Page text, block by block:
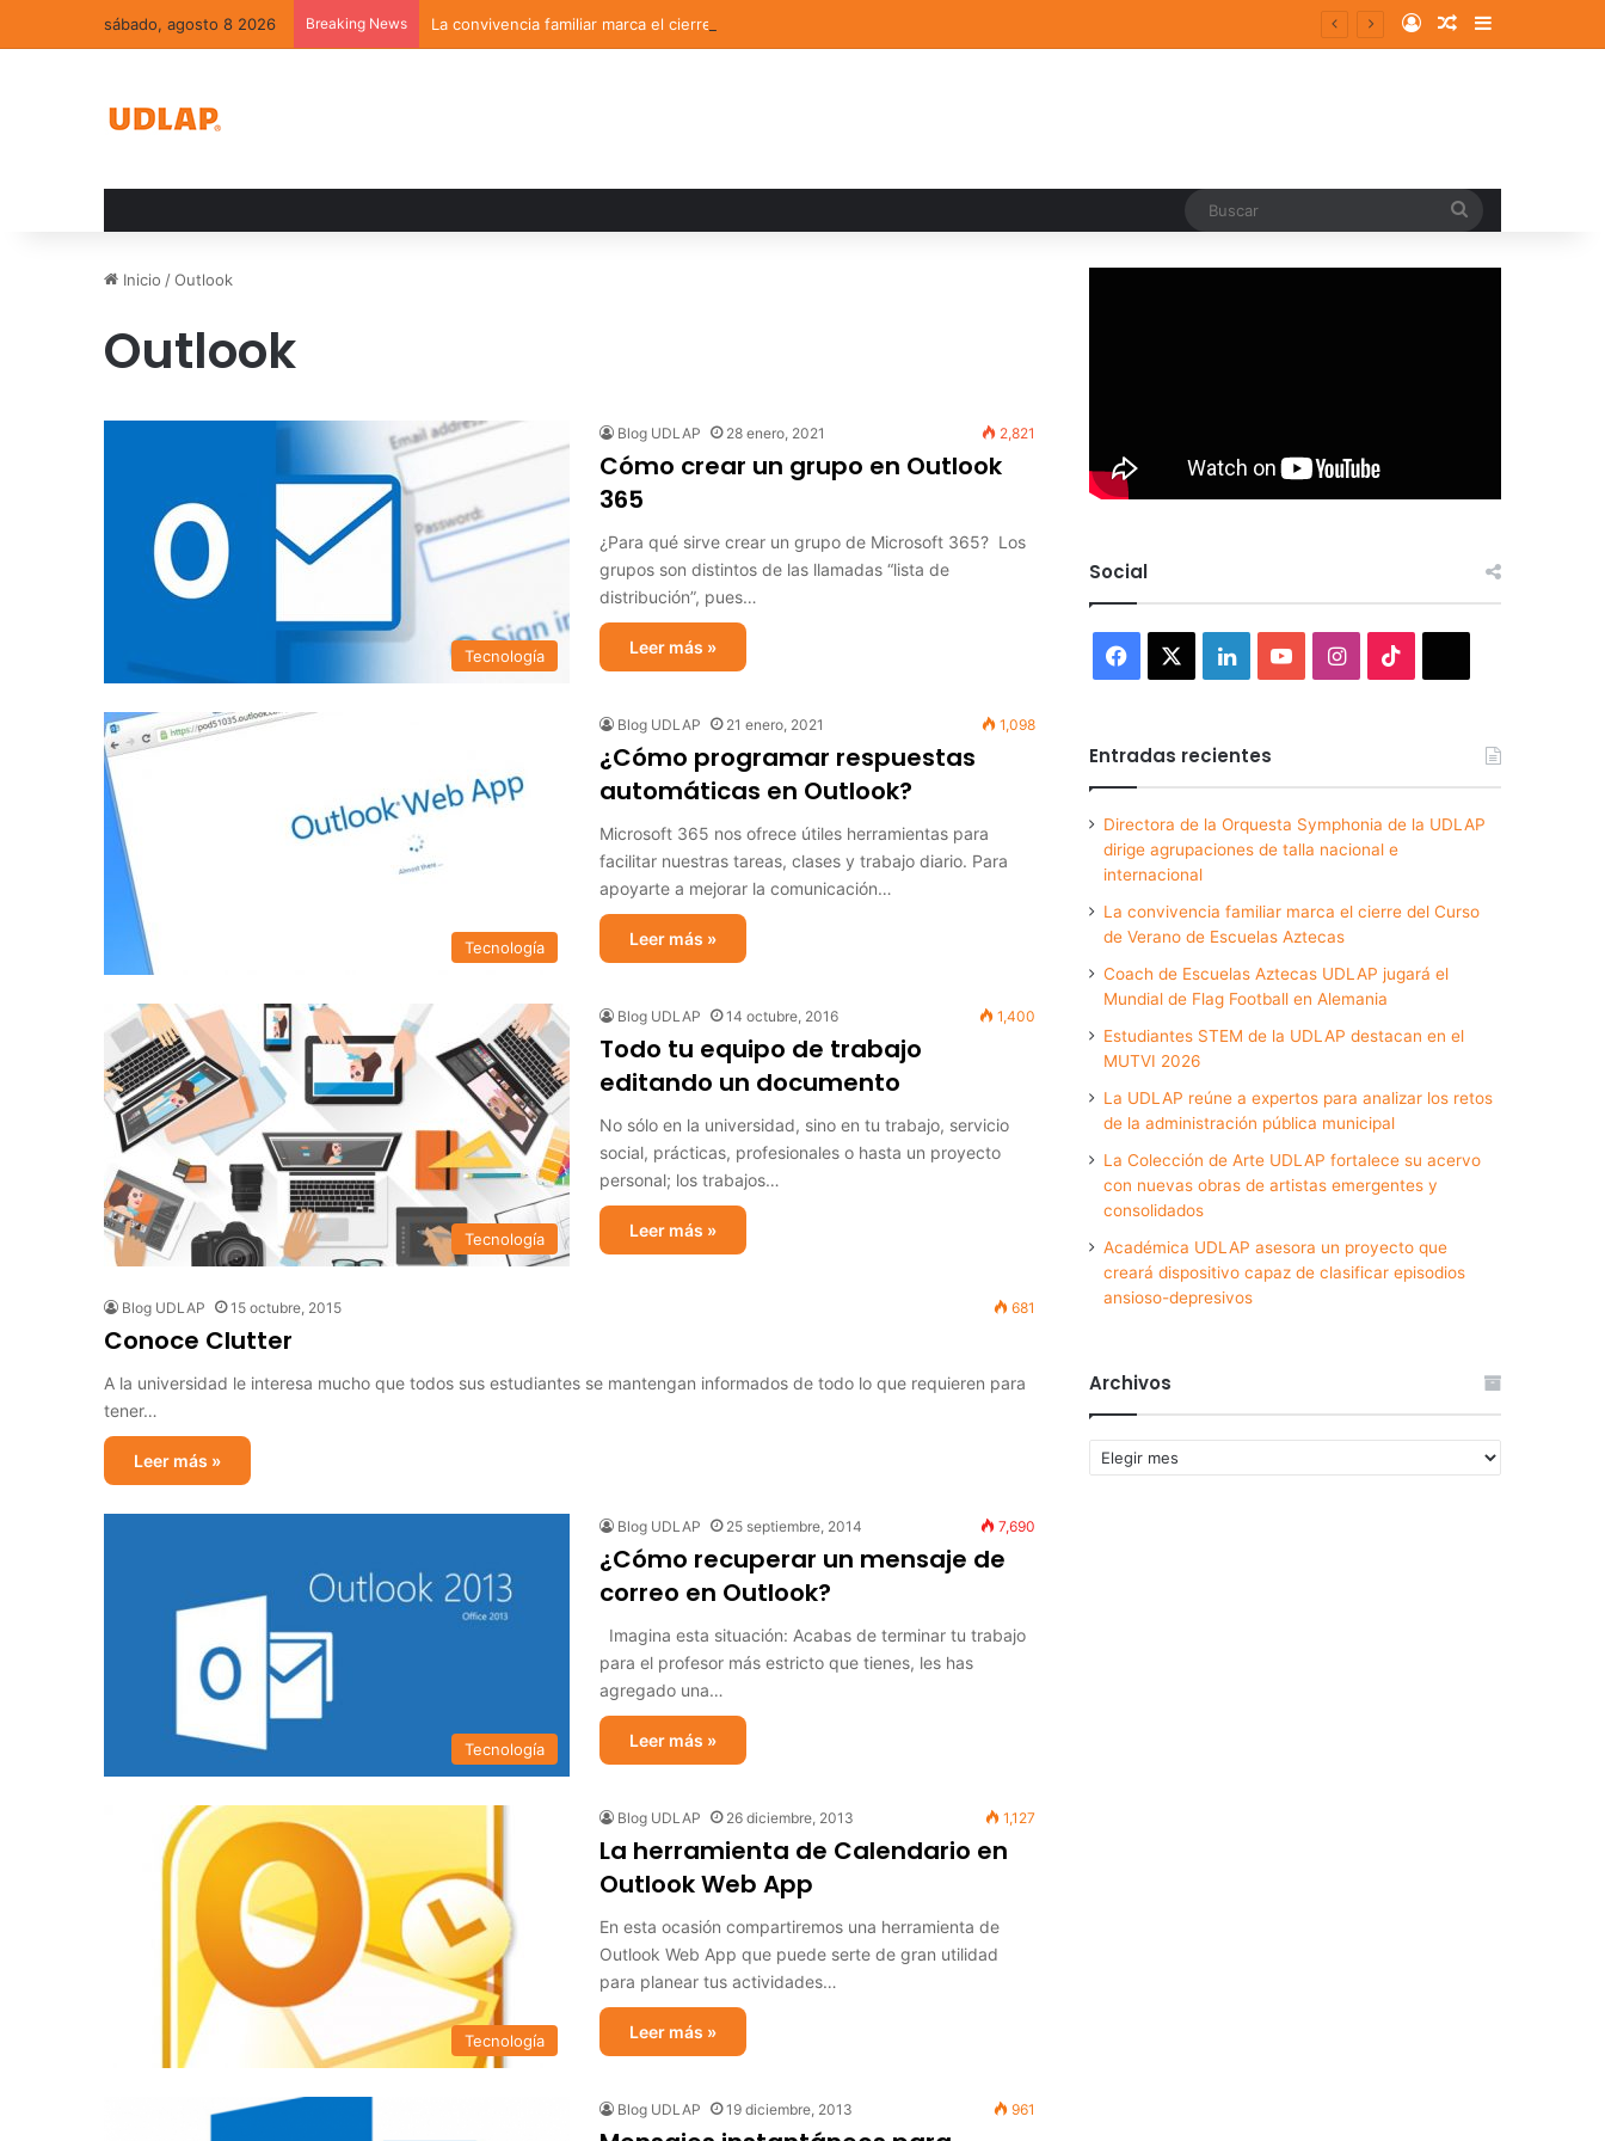
sábado, agosto 8 2026 Breaking News La convivencia familiar marca el cierre del Curso de Verano de Escuelas Aztecas Log InRandom Article
Sidebar
Inicio /Outlook
Outlook
Tecnología
Blog UDLAP 28 enero, 2021 2,821
Cómo crear un grupo en Outlook
365
¿Para qué sirve crear un grupo de Microsoft 365? Los
grupos son distintos de las llamadas “lista de
distribución”, pues…
Leer más »
Tecnología
Blog UDLAP 21 enero, 2021 1,098
¿Cómo programar respuestas
automáticas en Outlook?
Microsoft 365 nos ofrece útiles herramientas para
facilitar nuestras tareas, clases y trabajo diario. Para
apoyarte a mejorar la comunicación…
Leer más »
Tecnología
Blog UDLAP 14 octubre, 2016 1,400
Todo tu equipo de trabajo
editando un documento
No sólo en la universidad, sino en tu trabajo, servicio
social, prácticas, profesionales o hasta un proyecto
personal; los trabajos…
Leer más »
Blog UDLAP 15 octubre, 2015 681
Conoce Clutter
A la universidad le interesa mucho que todos sus estudiantes se mantengan informados de todo lo que requieren para
tener…
Leer más »
Tecnología
Blog UDLAP 25 septiembre, 2014 7,690
¿Cómo recuperar un mensaje de
correo en Outlook?
Imagina esta situación: Acabas de terminar tu trabajo
para el profesor más estricto que tienes, les has
agregado una…
Leer más »
Tecnología
Blog UDLAP 26 diciembre, 2013 1,127
La herramienta de Calendario en
Outlook Web App
En esta ocasión compartiremos una herramienta de
Outlook Web App que puede serte de gran utilidad
para planear tus actividades…
Leer más »
Blog UDLAP 19 diciembre, 2013 961
Social
Facebook LinkedInYouTubeInstagram
Entradas recientes
Directora de la Orquesta Symphonia de la UDLAP
dirige agrupaciones de talla nacional e
internacional
La convivencia familiar marca el cierre del Curso
de Verano de Escuelas Aztecas
Coach de Escuelas Aztecas UDLAP jugará el
Mundial de Flag Football en Alemania
Estudiantes STEM de la UDLAP destacan en el
MUTVI 2026
La UDLAP reúne a expertos para analizar los retos
de la administración pública municipal
La Colección de Arte UDLAP fortalece su acervo
con nuevas obras de artistas emergentes y
consolidados
Académica UDLAP asesora un proyecto que
creará dispositivo capaz de clasificar episodios
ansioso-depresivos
Archivos
Archivos